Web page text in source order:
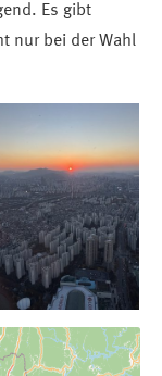
Es gibt
nur bei der Wahl